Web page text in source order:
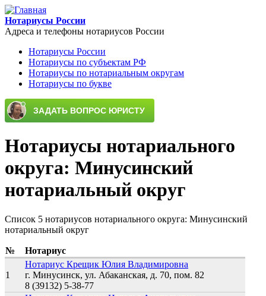
Перейти к основному содержанию
Нотариусы России
Адреса и телефоны нотариусов России
Main menu
Нотариусы России
Нотариусы по субъектам РФ
Нотариусы по нотариальным округам
Нотариусы по букве
Нотариусы нотариального
округа: Минусинский
нотариальный округ
Список 5 нотариусов нотариального округа: Минусинский
нотариальный округ
№ Нотариус
1
Нотариус Крещик Юлия Владимировна
г. Минусинск, ул. Абаканская, д. 70, пом. 82
8 (39132) 5-38-77